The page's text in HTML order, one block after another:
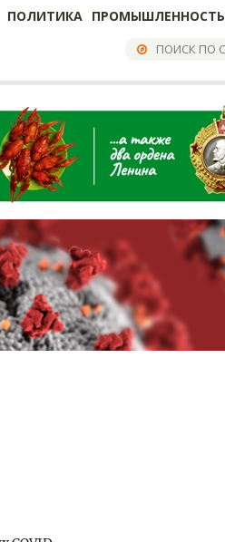
ПОЛИТИКА ПРОМЫШЛЕННОСТЬ